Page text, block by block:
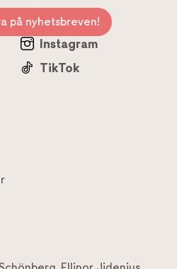
på nyhetsbreven!
Instagram
TikTok